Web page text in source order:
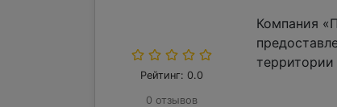
Рейтинг: 0.0
0 отзывов
Компания